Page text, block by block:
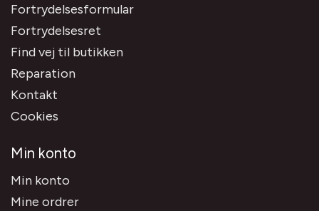
Fortrydelsesformular
Fortrydelsesret
Find vej til butikken
Reparation
Kontakt
Cookies
Min konto
Min konto
Mine ordrer